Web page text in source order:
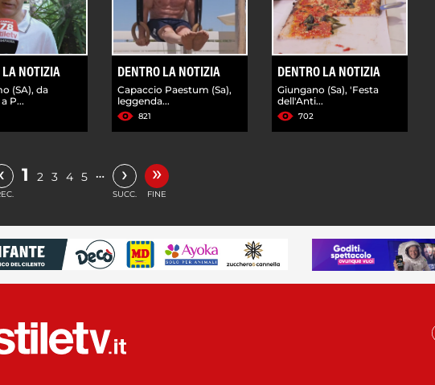
LA NOTIZIA
(SA), da
P...
DENTRO LA NOTIZIA
Capaccio Paestum (Sa),
leggenda...
821
DENTRO LA NOTIZIA
Giungano (Sa), 'Festa
dell'Anti...
702
1 2 3 4 5 … ›
SUCC.
»
FINE